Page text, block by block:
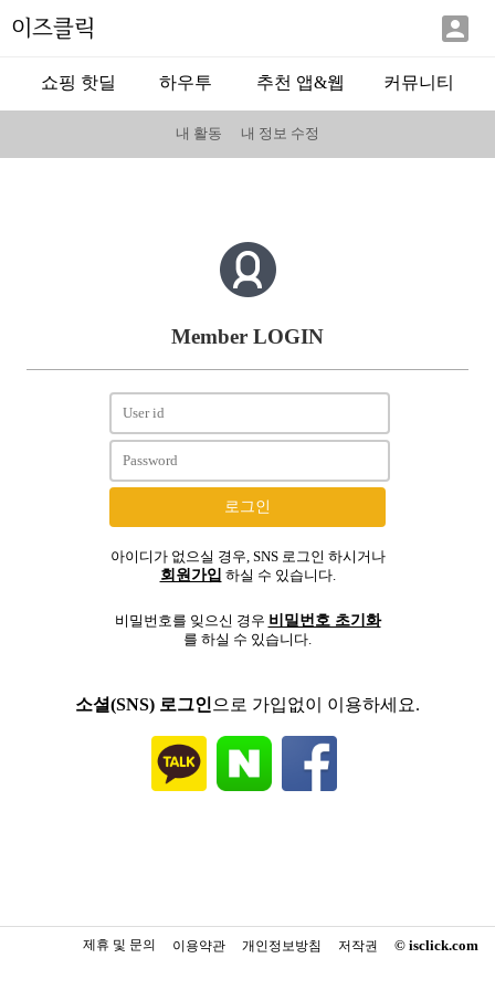
이즈클릭 
쇼핑 핫딜 하우투 추천 앱&웹 커뮤니티
내 활동 내 정보 수정
Member LOGIN
아이디가 없으실 경우, SNS 로그인 하시거나
회원가입 하실 수 있습니다.
비밀번호를 잊으신 경우 비밀번호 초기화
를 하실 수 있습니다.
소셜(SNS) 로그인 으로 가입없이 이용하세요.
© isclick.com
저작권
개인정보방침
이용약관
제휴 및 문의